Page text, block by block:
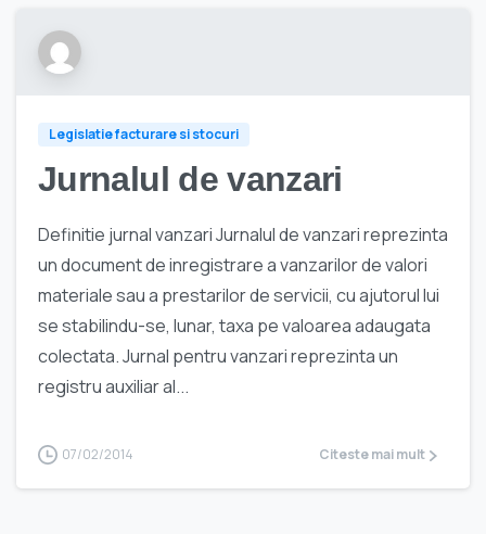
Legislatie facturare si stocuri
Jurnalul de vanzari
Definitie jurnal vanzari Jurnalul de vanzari reprezinta
un document de inregistrare a vanzarilor de valori
materiale sau a prestarilor de servicii, cu ajutorul lui
se stabilindu-se, lunar, taxa pe valoarea adaugata
colectata. Jurnal pentru vanzari reprezinta un
registru auxiliar al...
07/02/2014 Citeste mai mult